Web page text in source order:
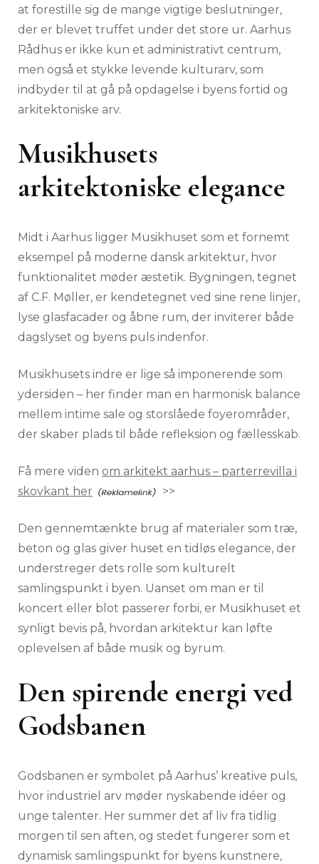
at forestille sig de mange vigtige beslutninger,
der er blevet truffet under det store ur. Aarhus
Rådhus er ikke kun et administrativt centrum,
men også et stykke levende kulturarv, som
indbyder til at gå på opdagelse i byens fortid og
arkitektoniske arv.
Musikhusets
arkitektoniske elegance
Midt i Aarhus ligger Musikhuset som et fornemt
eksempel på moderne dansk arkitektur, hvor
funktionalitet møder æstetik. Bygningen, tegnet
af C.F. Møller, er kendetegnet ved sine rene linjer,
lyse glasfacader og åbne rum, der inviterer både
dagslyset og byens puls indenfor.
Musikhusets indre er lige så imponerende som
ydersiden – her finder man en harmonisk balance
mellem intime sale og storslåede foyerområder,
der skaber plads til både refleksion og fællesskab.
Få mere viden om arkitekt aarhus – parterrevilla i
skovkant her
>>
Den gennemtænkte brug af materialer som træ,
beton og glas giver huset en tidløs elegance, der
understreger dets rolle som kulturelt
samlingspunkt i byen. Uanset om man er til
koncert eller blot passerer forbi, er Musikhuset et
synligt bevis på, hvordan arkitektur kan løfte
oplevelsen af både musik og byrum.
Den spirende energi ved
Godsbanen
Godsbanen er symbolet på Aarhus’ kreative puls,
hvor industriel arv møder nyskabende idéer og
unge talenter. Her summer det af liv fra tidlig
morgen til sen aften, og stedet fungerer som et
dynamisk samlingspunkt for byens kunstnere,